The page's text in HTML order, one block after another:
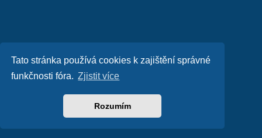
Tato stránka používá cookies k zajištění správné
funkčnosti fóra. Zjistit více
Rozumím